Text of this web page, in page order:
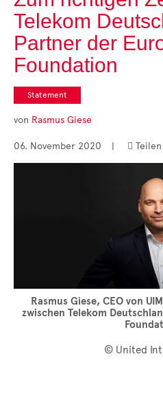
Cases
• Themen-Serien
• Kurzinterviews
Telekom
Partner der
Foundation
Statement
von Rasmus Giese
06. November 2020 |  Teilen
Rasmus Giese, CEO von
zwischen Telekom
© United